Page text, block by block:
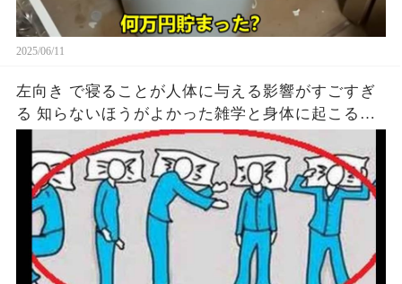
2025/06/11
左向き で寝ることが人体に与える影響がすごすぎ
る 知らないほうがよかった雑学と身体に起こる現
象がヤバい… 驚くべき 大人の 面白いけど知ると後
悔